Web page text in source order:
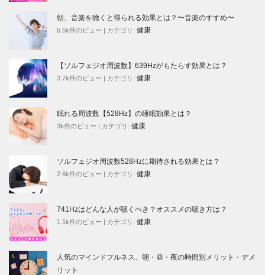
朝、音楽を聴くと得られる効果とは？〜音楽のすすめ〜
6.5k件のビュー | カテゴリ: 健康
【ソルフェジオ周波数】639Hzがもたらす効果とは？
3.7k件のビュー | カテゴリ: 健康
眠れる周波数【528Hz】の睡眠効果とは？
3k件のビュー | カテゴリ: 健康
ソルフェジオ周波数528Hzに期待される効果とは？
2.6k件のビュー | カテゴリ: 健康
741Hzはどんな人が聴くべき？オススメの聴き方は？
1.1k件のビュー | カテゴリ: 健康
人気のマインドフルネス。朝・昼・夜の時間別メリット・デメ
リット